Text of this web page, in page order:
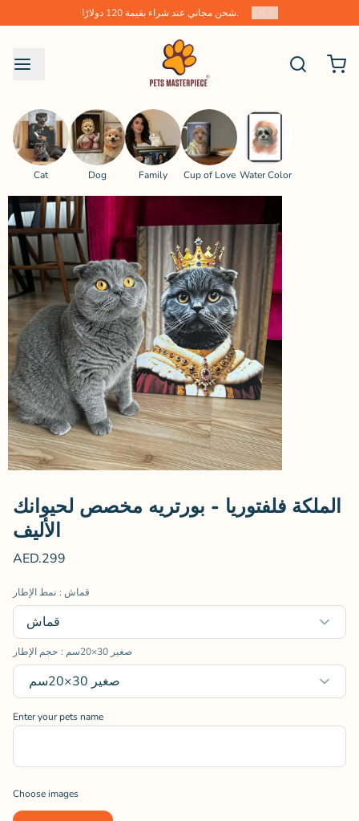
شحن مجاني عند شراء بقيمة 120 دولارًا.
Cat Dog Family Cup of Love Water Color
الملكة فلفتوريا - بورتريه مخصص لحيوانك
الأليف
AED.299
نمط الإطار : قماش
قماش
حجم الإطار : صغير 30×20سم
صغير 30×20سم
Enter your pets name
Choose images